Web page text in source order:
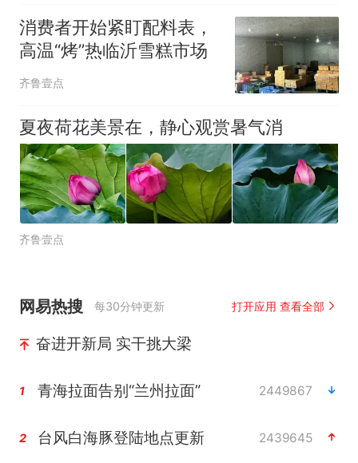
消费者开始紧盯配料表，
高温“烤”热临沂雪糕市场
齐鲁壹点
夏夜荷花美景在，静心观赏暑气消
齐鲁壹点
网易热搜 每30分钟更新 打开应用 查看全部
奋进开新局 实干挑大梁
1 青海拉面告别“兰州拉面” 2449867
2 台风白海豚登陆地点更新 2439645